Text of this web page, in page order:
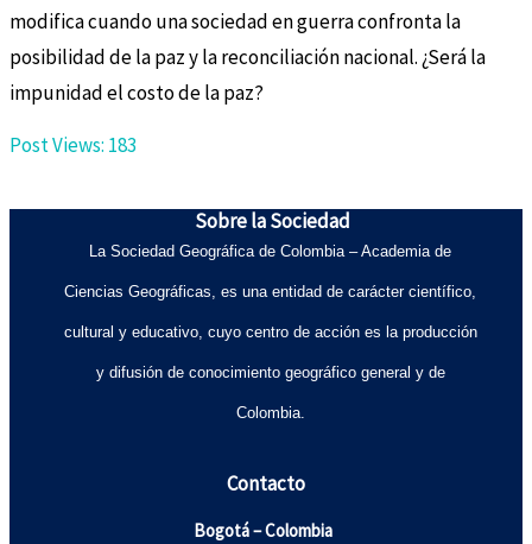
modifica cuando una sociedad en guerra confronta la
posibilidad de la paz y la reconciliación nacional. ¿Será la
impunidad el costo de la paz?
Post Views: 183
Sobre la Sociedad
La Sociedad Geográfica de Colombia – Academia de
Ciencias Geográficas, es una entidad de carácter científico,
cultural y educativo, cuyo centro de acción es la producción
y difusión de conocimiento geográfico general y de
Colombia.
Contacto
Bogotá – Colombia